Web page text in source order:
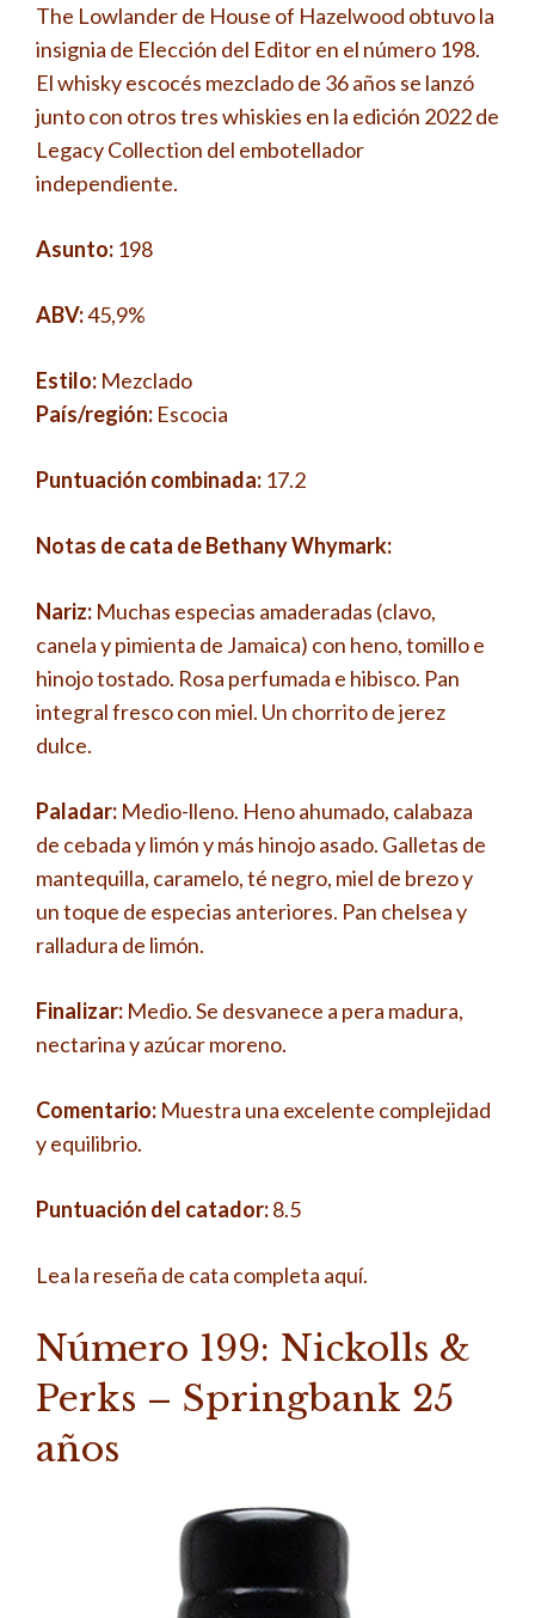
The Lowlander de House of Hazelwood obtuvo la
insignia de Elección del Editor en el número 198.
El whisky escocés mezclado de 36 años se lanzó
junto con otros tres whiskies en la edición 2022 de
Legacy Collection del embotellador
independiente.
Asunto: 198
ABV:45,9%
Estilo: Mezclado
País/región: Escocia
Puntuación combinada: 17.2
Notas de cata de Bethany Whymark:
Nariz: Muchas especias amaderadas (clavo,
canela y pimienta de Jamaica) con heno, tomillo e
hinojo tostado. Rosa perfumada e hibisco. Pan
integral fresco con miel. Un chorrito de jerez
dulce.
Paladar: Medio-lleno. Heno ahumado, calabaza
de cebada y limón y más hinojo asado. Galletas de
mantequilla, caramelo, té negro, miel de brezo y
un toque de especias anteriores. Pan chelsea y
ralladura de limón.
Finalizar: Medio. Se desvanece a pera madura,
nectarina y azúcar moreno.
Comentario: Muestra una excelente complejidad
y equilibrio.
Puntuación del catador:8.5
Lea la reseña de cata completa aquí.
Número 199: Nickolls &
Perks – Springbank 25
años